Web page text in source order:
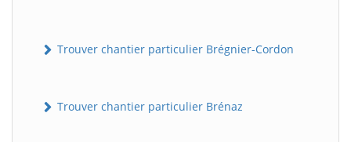
Trouver chantier particulier Brégnier-Cordon
Trouver chantier particulier Brénaz